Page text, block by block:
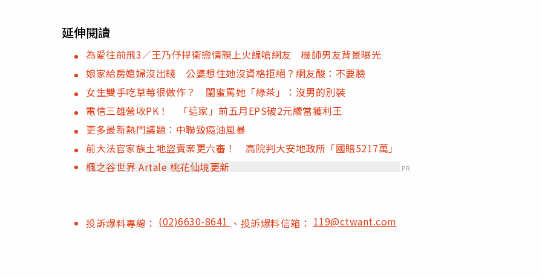
延伸閱讀
為愛往前飛3／王乃伃捍衛戀情親上火線嗆網友 機師男友背景曝光
娘家給房媳婦沒出錢 公婆想住她沒資格拒絕？網友酸：不要臉
女生雙手吃草莓很做作？ 閨蜜罵她「綠茶」：沒男的別裝
電信三雄營收PK！ 「這家」前五月EPS破2元續當獲利王
更多最新熱門議題：中聯致癌油風暴
前大法官家族土地盜賣案更六審！ 高院判大安地政所「國賠5217萬」
楓之谷世界 Artale 桃花仙境更新
PR
投訴爆料專線： (02)6630-8641 、投訴爆料信箱：119@ctwant.com